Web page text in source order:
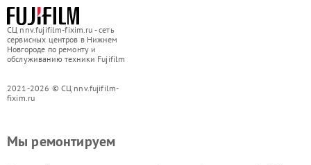
СЦ nnv.fujifilm-fixim.ru - сеть
сервисных центров в Нижнем
Новгороде по ремонту и
обслуживанию техники Fujifilm
2021-2026 © СЦ nnv.fujifilm-
fixim.ru
Мы ремонтируем